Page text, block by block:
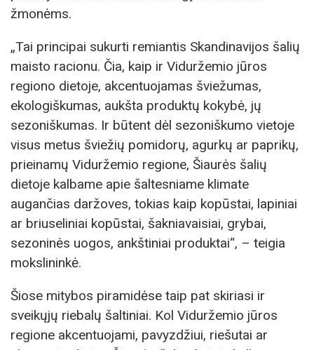
žmonėms.
„Tai principai sukurti remiantis Skandinavijos šalių
maisto racionu. Čia, kaip ir Viduržemio jūros
regiono dietoje, akcentuojamas šviežumas,
ekologiškumas, aukšta produktų kokybė, jų
sezoniškumas. Ir būtent dėl sezoniškumo vietoje
visus metus šviežių pomidorų, agurkų ar paprikų,
prieinamų Viduržemio regione, Šiaurės šalių
dietoje kalbame apie šaltesniame klimate
augančias daržoves, tokias kaip kopūstai, lapiniai
ar briuseliniai kopūstai, šakniavaisiai, grybai,
sezoninės uogos, ankštiniai produktai“, – teigia
mokslininkė.
Šiose mitybos piramidėse taip pat skiriasi ir
sveikųjų riebalų šaltiniai. Kol Viduržemio jūros
regione akcentuojami, pavyzdžiui, riešutai ar